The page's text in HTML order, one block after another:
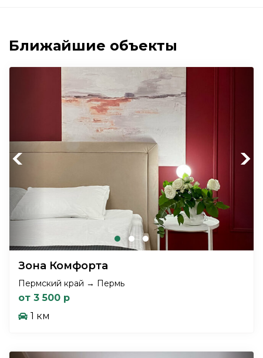
Ближайшие объекты
Previous Next
Зона Комфорта
Пермский край → Пермь
от 3 500 р
1 км